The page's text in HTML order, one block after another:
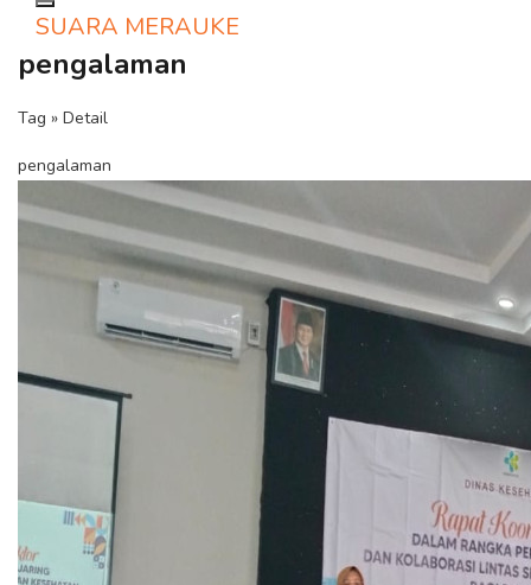
Toggle navigation
SUARA MERAUKE
pengalaman
Tag » Detail
pengalaman